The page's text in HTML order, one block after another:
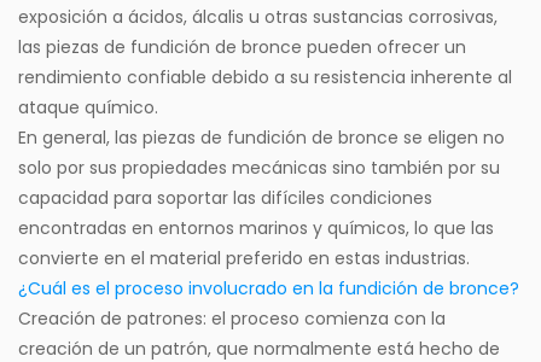
exposición a ácidos, álcalis u otras sustancias corrosivas,
las piezas de fundición de bronce pueden ofrecer un
rendimiento confiable debido a su resistencia inherente al
ataque químico.
En general, las piezas de fundición de bronce se eligen no
solo por sus propiedades mecánicas sino también por su
capacidad para soportar las difíciles condiciones
encontradas en entornos marinos y químicos, lo que las
convierte en el material preferido en estas industrias.
¿Cuál es el proceso involucrado en la fundición de bronce?
Creación de patrones: el proceso comienza con la
creación de un patrón, que normalmente está hecho de